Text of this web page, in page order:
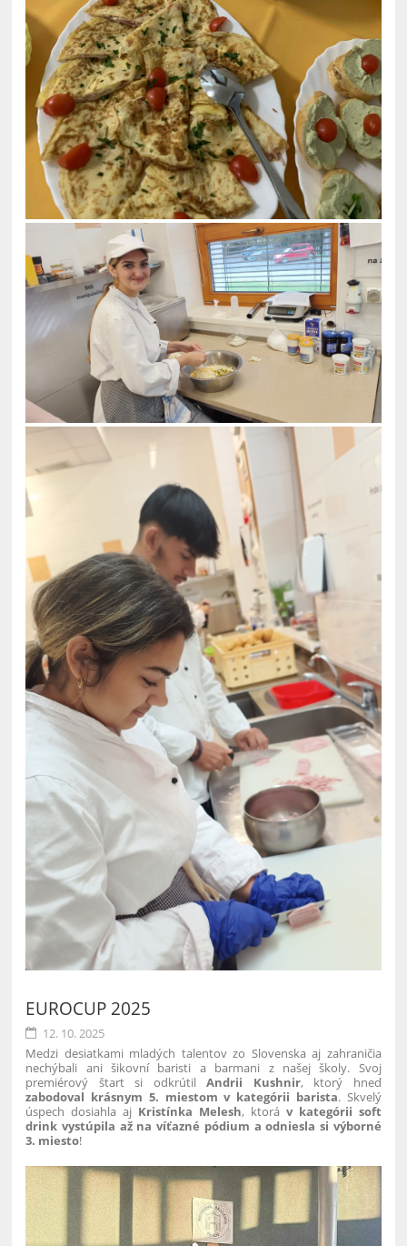
EUROCUP 2025
12. 10. 2025
Medzi desiatkami mladých talentov zo Slovenska aj zahraničia
nechýbali ani šikovní baristi a barmani z našej školy. Svoj
premiérový štart si odkrútilAndrii Kushnir, ktorý hneď
zabodoval krásnym 5. miestom v kategórii barista. Skvelý
úspech dosiahla aj Kristínka Melesh, ktorá v kategórii soft
drink vystúpila až na víťazné pódium a odniesla si výborné
3. miesto!